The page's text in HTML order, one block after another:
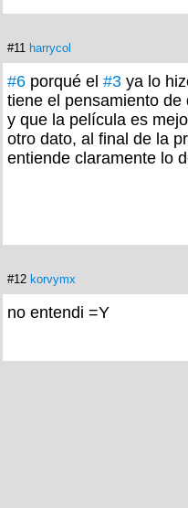
#11 harrycol
#6 porqué el #3 ya lo
tiene el pensamiento
y que la película es
otro dato, al final de la
entiende claramente lo
#12 korvymx
no entendi =Y